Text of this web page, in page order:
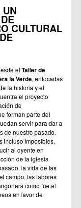
CULTURAL
el Taller de
la Verde, enfocadas
la historia y el
el proyecto
de
forman parte del
servir para dar a
de nuestro pasado.
incluso imposibles,
al oyente en
de la iglesia
la vida de las
campo, las labores
como fue el
en favor de